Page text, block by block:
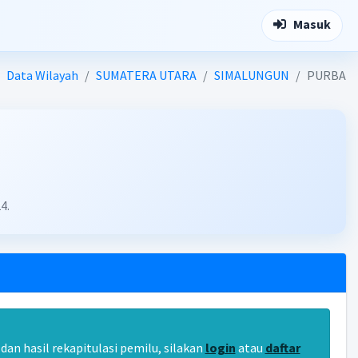
Masuk
Data Wilayah SUMATERA UTARA SIMALUNGUN PURBA
hasil rekapitulasi pemilu, silakan login atau daftar